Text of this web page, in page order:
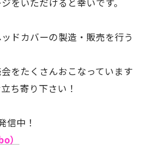
ドカバーの製造・販売を行う
をたくさんおこなっています
ち寄り下さい！
信中！
）